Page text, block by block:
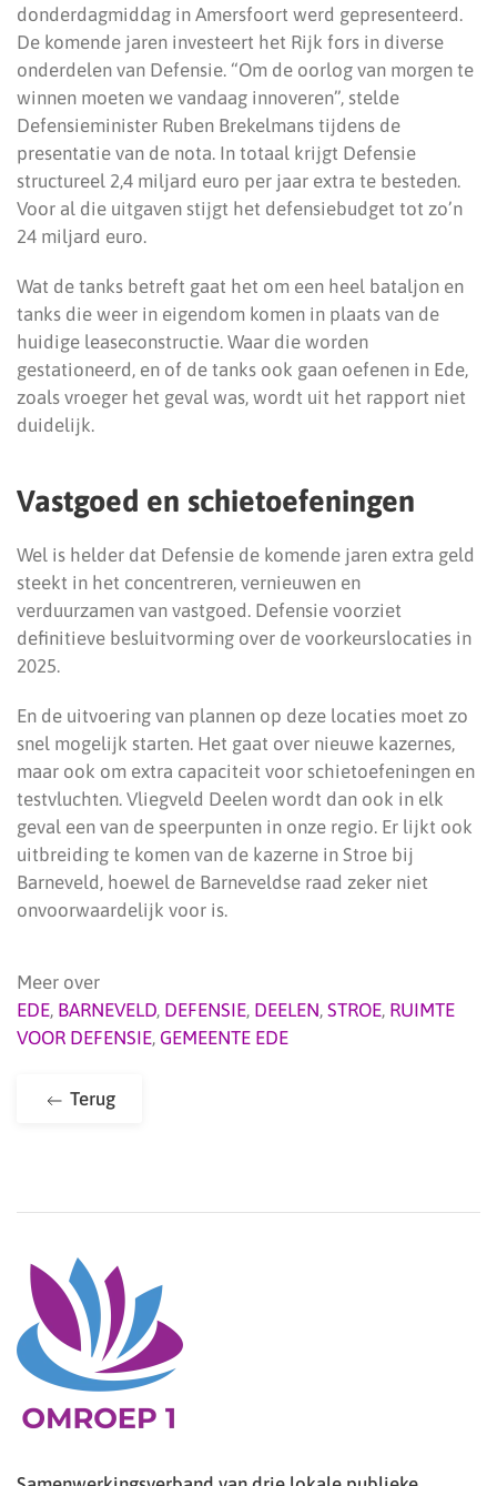
donderdagmiddag in Amersfoort werd gepresenteerd.
De komende jaren investeert het Rijk fors in diverse
onderdelen van Defensie. “Om de oorlog van morgen te
winnen moeten we vandaag innoveren”, stelde
Defensieminister Ruben Brekelmans tijdens de
presentatie van de nota. In totaal krijgt Defensie
structureel 2,4 miljard euro per jaar extra te besteden.
Voor al die uitgaven stijgt het defensiebudget tot zo’n
24 miljard euro.
Wat de tanks betreft gaat het om een heel bataljon en
tanks die weer in eigendom komen in plaats van de
huidige leaseconstructie. Waar die worden
gestationeerd, en of de tanks ook gaan oefenen in Ede,
zoals vroeger het geval was, wordt uit het rapport niet
duidelijk.
Vastgoed en schietoefeningen
Wel is helder dat Defensie de komende jaren extra geld
steekt in het concentreren, vernieuwen en
verduurzamen van vastgoed. Defensie voorziet
definitieve besluitvorming over de voorkeurslocaties in
2025.
En de uitvoering van plannen op deze locaties moet zo
snel mogelijk starten. Het gaat over nieuwe kazernes,
maar ook om extra capaciteit voor schietoefeningen en
testvluchten. Vliegveld Deelen wordt dan ook in elk
geval een van de speerpunten in onze regio. Er lijkt ook
uitbreiding te komen van de kazerne in Stroe bij
Barneveld, hoewel de Barneveldse raad zeker niet
onvoorwaardelijk voor is.
Meer over
EDE, BARNEVELD, DEFENSIE, DEELEN, STROE, RUIMTE
VOOR DEFENSIE, GEMEENTE EDE
Terug